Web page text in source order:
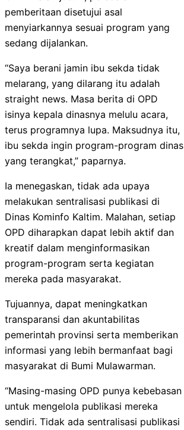
pemberitaan disetujui asal
menyiarkannya sesuai program yang
sedang dijalankan.
“Saya berani jamin ibu sekda tidak
melarang, yang dilarang itu adalah
straight news. Masa berita di OPD
isinya kepala dinasnya melulu acara,
terus programnya lupa. Maksudnya itu,
ibu sekda ingin program-program dinas
yang terangkat,” paparnya.
Ia menegaskan, tidak ada upaya
melakukan sentralisasi publikasi di
Dinas Kominfo Kaltim. Malahan, setiap
OPD diharapkan dapat lebih aktif dan
kreatif dalam menginformasikan
program-program serta kegiatan
mereka pada masyarakat.
Tujuannya, dapat meningkatkan
transparansi dan akuntabilitas
pemerintah provinsi serta memberikan
informasi yang lebih bermanfaat bagi
masyarakat di Bumi Mulawarman.
“Masing-masing OPD punya kebebasan
untuk mengelola publikasi mereka
sendiri. Tidak ada sentralisasi publikasi